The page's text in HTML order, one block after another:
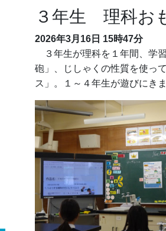
３年生 理科お
2026年3月16日 15時47分
３年生が理科を１年間、学
砲」、じしゃくの性質を使っ
ス」。１～４年生が遊びにき